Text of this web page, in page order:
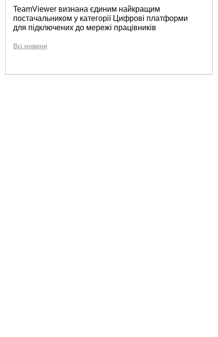
TeamViewer визнана єдиним найкращим
постачальником у категорії Цифрові платформи
для підключених до мережі працівників
Всі новини